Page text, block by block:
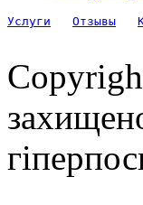
Услуги Отзывы